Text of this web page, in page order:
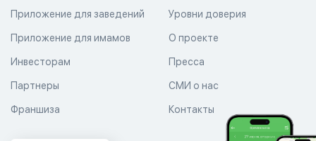
Уровни доверия
Приложение для заведений
Приложение для имамов О проекте
Пресса
СМИ о нас
Контакты
Инвесторам
Партнеры
Франшиза